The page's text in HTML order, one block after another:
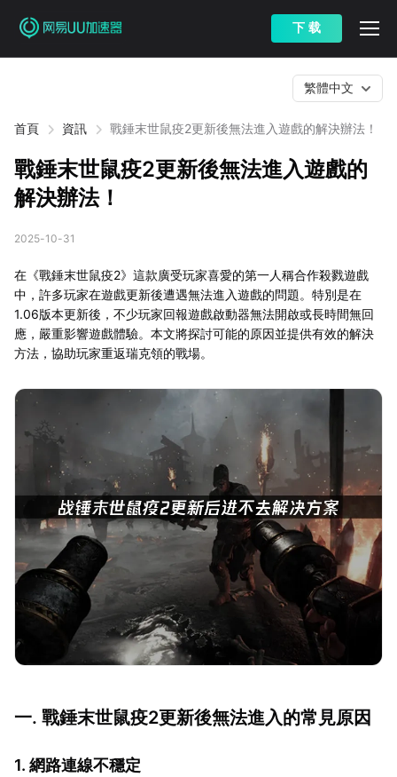
下 载
首頁 資訊 戰錘末世鼠疫2更新後無法進入遊戲的解決辦法！
繁體中文
戰錘末世鼠疫2更新後無法進入遊戲的
解決辦法！
2025-10-31
在《戰錘末世鼠疫2》這款廣受玩家喜愛的第一人稱合作殺戮遊戲
中，許多玩家在遊戲更新後遭遇無法進入遊戲的問題。特別是在
1.06版本更新後，不少玩家回報遊戲啟動器無法開啟或長時間無回
應，嚴重影響遊戲體驗。本文將探討可能的原因並提供有效的解決
方法，協助玩家重返瑞克領的戰場。
一. 戰錘末世鼠疫2更新後無法進入的常見原因
1. 網路連線不穩定